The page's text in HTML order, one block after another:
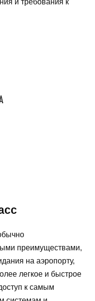
и требования к
преимуществами,
на аэропорту,
легкое и быстрое
к самым